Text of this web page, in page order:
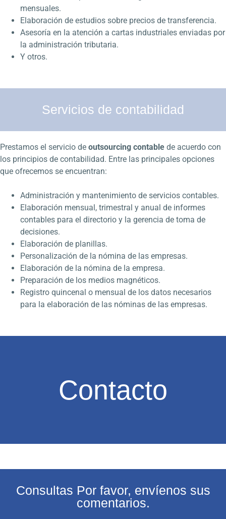
mensuales.
Elaboración de estudios sobre precios de transferencia.
Asesoría en la atención a cartas industriales enviadas por
la administración tributaria.
Y otros.
Servicios de contabilidad
Prestamos el servicio de outsourcing contable de acuerdo con
los principios de contabilidad. Entre las principales opciones
que ofrecemos se encuentran:
Administración y mantenimiento de servicios contables.
Elaboración mensual, trimestral y anual de informes
contables para el directorio y la gerencia de toma de
decisiones.
Elaboración de planillas.
Personalización de la nómina de las empresas.
Elaboración de la nómina de la empresa.
Preparación de los medios magnéticos.
Registro quincenal o mensual de los datos necesarios
para la elaboración de las nóminas de las empresas.
Contacto
Consultas Por favor, envíenos sus
comentarios.